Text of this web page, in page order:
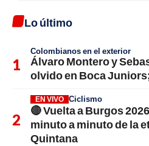
Lo último
Colombianos en el exterior
Álvaro Montero y
olvido en Boca
EN VIVO Ciclismo
🔴 Vuelta a Burgos
minuto a minuto de la
Quintana